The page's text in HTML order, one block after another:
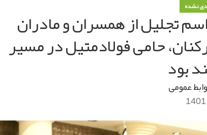
نشده
تجلیل از همسران و مادران
حامی فولادمتیل در مسیر
بود
عمومی